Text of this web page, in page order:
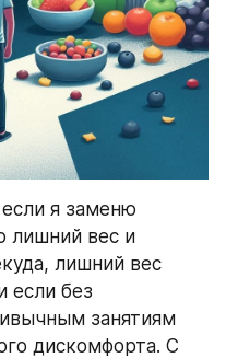
я заменю
лишний вес и
лишний вес
если без
занятиям
дискомфорта. С